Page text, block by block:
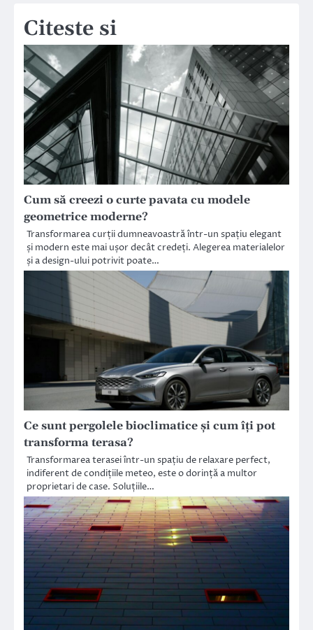
Citeste si
Cum să creezi o curte pavata cu modele
geometrice moderne?
Transformarea curții dumneavoastră într-un spațiu elegant
și modern este mai ușor decât credeți. Alegerea materialelor
și a design-ului potrivit poate…
Ce sunt pergolele bioclimatice și cum îți pot
transforma terasa?
Transformarea terasei într-un spațiu de relaxare perfect,
indiferent de condițiile meteo, este o dorință a multor
proprietari de case. Soluțiile…